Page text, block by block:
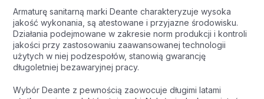
Armaturę sanitarną marki Deante charakteryzuje wysoka
jakość wykonania, są atestowane i przyjazne środowisku.
Działania podejmowane w zakresie norm produkcji i kontroli
jakości przy zastosowaniu zaawansowanej technologii
użytych w niej podzespołów, stanowią gwarancję
długoletniej bezawaryjnej pracy.
Wybór Deante z pewnością zaowocuje długimi latami